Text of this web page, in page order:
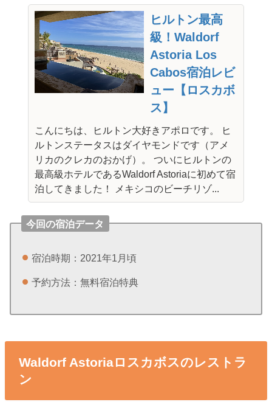
ヒルトン最高
級！Waldorf
Astoria Los
Cabos宿泊レビ
ュー【ロスカボ
ス】
こんにちは、ヒルトン大好きアポロです。 ヒ
ルトンステータスはダイヤモンドです（アメ
リカのクレカのおかげ）。 ついにヒルトンの
最高級ホテルであるWaldorf Astoriaに初めて宿
泊してきました！ メキシコのビーチリゾ...
今回の宿泊データ
宿泊時期：2021年1月頃
予約方法：無料宿泊特典
Waldorf Astoriaロスカボスのレストラ
ン